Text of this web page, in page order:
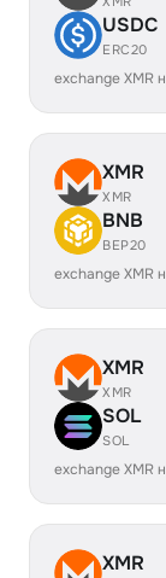
USDC
ERC20
exchange XMR
XMR
XMR
BNB
BEP20
exchange XMR
XMR
XMR
SOL
SOL
exchange XMR
XMR